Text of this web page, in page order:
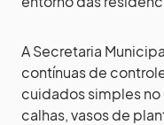
A Secretaria
contínuas de
cuidados simples no
calhas, vasos de